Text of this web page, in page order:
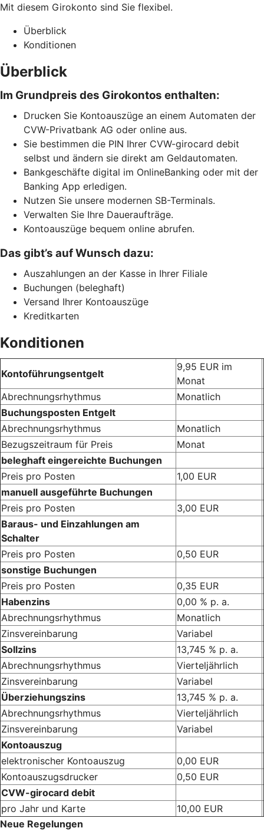
Mit diesem Girokonto sind Sie flexibel.
Überblick
Konditionen
Überblick
Im Grundpreis des Girokontos enthalten:
Drucken Sie Kontoauszüge an einem Automaten der
CVW-Privatbank AG oder online aus.
Sie bestimmen die PIN Ihrer CVW-girocard debit
selbst und ändern sie direkt am Geldautomaten.
Bankgeschäfte digital im OnlineBanking oder mit der
Banking App erledigen.
Nutzen Sie unsere modernen SB-Terminals.
Verwalten Sie Ihre Daueraufträge.
Kontoauszüge bequem online abrufen.
Das gibt’s auf Wunsch dazu:
Auszahlungen an der Kasse in Ihrer Filiale
Buchungen (beleghaft)
Versand Ihrer Kontoauszüge
Kreditkarten
Konditionen
Kontoführungsentgelt
9,95 EUR im
Monat
Abrechnungsrhythmus
Monatlich
Buchungsposten Entgelt
Abrechnungsrhythmus
Monatlich
Bezugszeitraum für Preis
Monat
beleghaft eingereichte Buchungen
Preis pro Posten
1,00 EUR
manuell ausgeführte Buchungen
Preis pro Posten
3,00 EUR
Baraus- und Einzahlungen am
Schalter
Preis pro Posten
0,50 EUR
sonstige Buchungen
Preis pro Posten
0,35 EUR
Habenzins
0,00 % p. a.
Abrechnungsrhythmus
Monatlich
Zinsvereinbarung
Variabel
Sollzins
13,745 % p. a.
Abrechnungsrhythmus
Vierteljährlich
Zinsvereinbarung
Variabel
Überziehungszins
13,745 % p. a.
Abrechnungsrhythmus
Vierteljährlich
Zinsvereinbarung
Variabel
Kontoauszug
elektronischer Kontoauszug
0,00 EUR
Kontoauszugsdrucker
0,50 EUR
CVW-girocard debit
pro Jahr und Karte
10,00 EUR
Neue Regelungen